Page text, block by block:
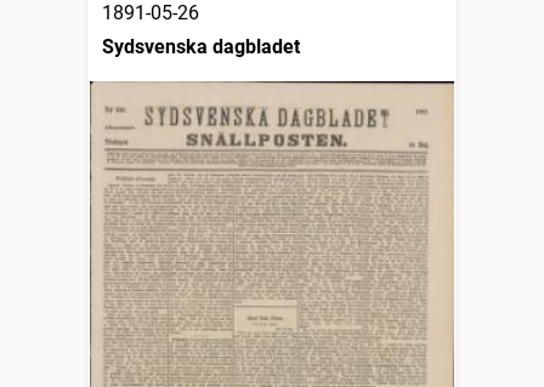
1891-05-26
Sydsvenska dagbladet